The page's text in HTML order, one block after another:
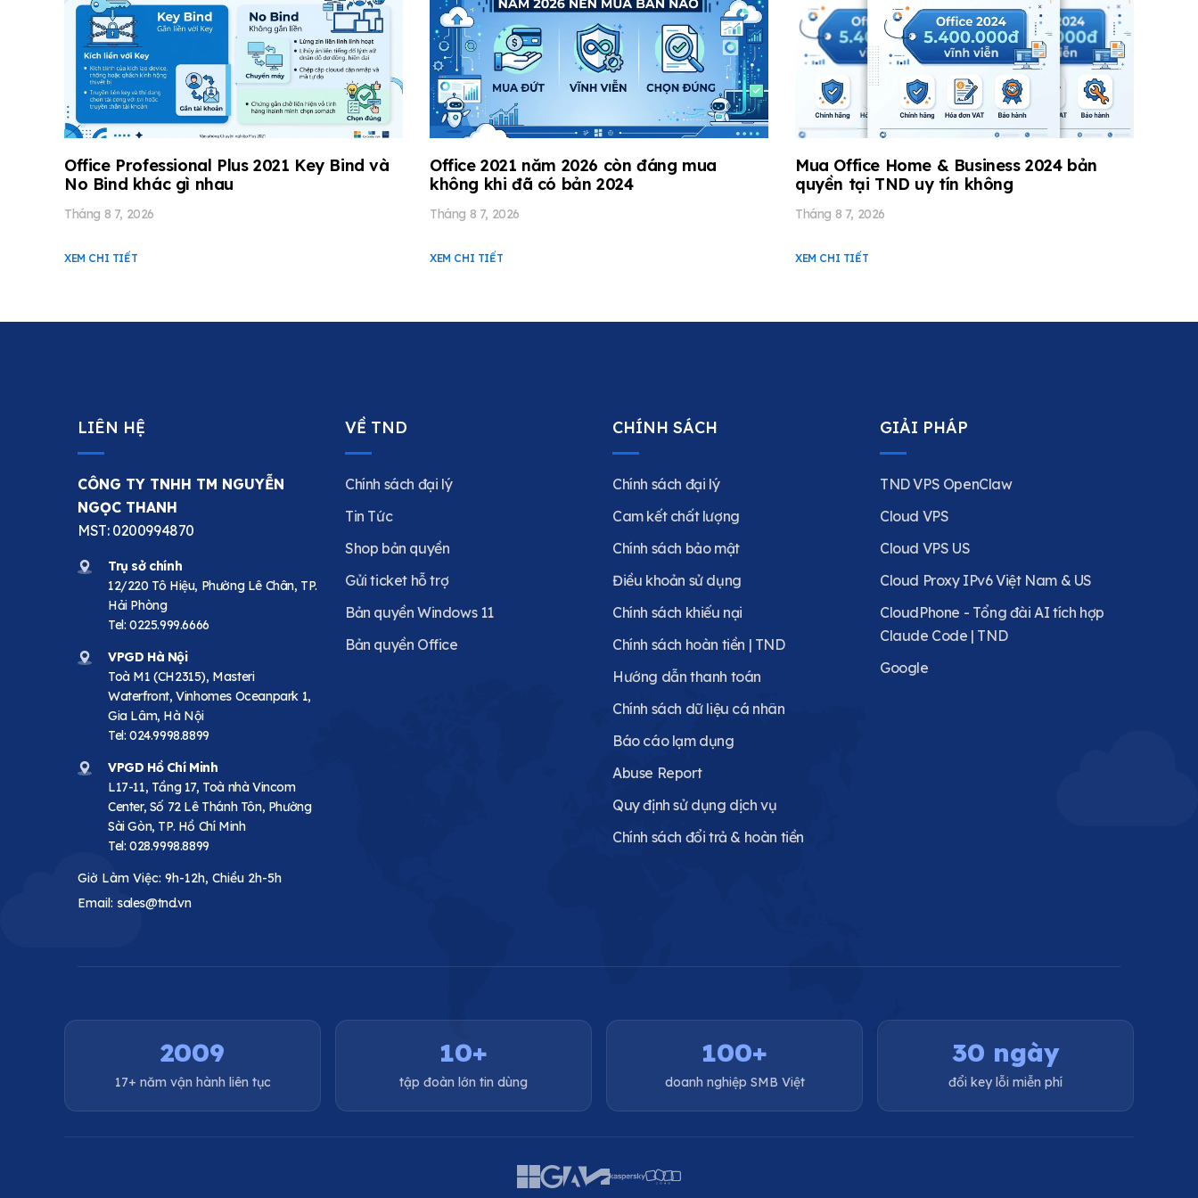
Office Professional Plus 2021 Key Bind và
No Bind khác gì nhau
Tháng 8 7, 2026
XEM CHI TIẾT
Office 2021 năm 2026 còn đáng mua
không khi đã có bản 2024
Tháng 8 7, 2026
XEM CHI TIẾT
Mua Office Home & Business 2024 bản
quyền tại TND uy tín không
Tháng 8 7, 2026
XEM CHI TIẾT
LIÊN HỆ
CÔNG TY TNHH TM NGUYỄN
NGỌC THANH
MST: 0200994870
Trụ sở chính
12/220 Tô Hiệu, Phường Lê Chân, TP.
Hải Phòng
Tel: 0225.999.6666
VPGD Hà Nội
Toà M1 (CH2315), Masteri
Waterfront, Vinhomes Oceanpark 1,
Gia Lâm, Hà Nội
Tel: 024.9998.8899
VPGD Hồ Chí Minh
L17-11, Tầng 17, Toà nhà Vincom
Center, Số 72 Lê Thánh Tôn, Phường
Sài Gòn, TP. Hồ Chí Minh
Tel: 028.9998.8899
Giờ Làm Việc: 9h-12h, Chiều 2h-5h
Email: sales@tnd.vn
VỀ TND
Chính sách đại lý
Tin Tức
Shop bản quyền
Gửi ticket hỗ trợ
Bản quyền Windows 11
Bản quyền Office
CHÍNH SÁCH
Chính sách đại lý
Cam kết chất lượng
Chính sách bảo mật
Điều khoản sử dụng
Chính sách khiếu nại
Chính sách hoàn tiền | TND
Hướng dẫn thanh toán
Chính sách dữ liệu cá nhân
Báo cáo lạm dụng
Abuse Report
Quy định sử dụng dịch vụ
Chính sách đổi trả & hoàn tiền
GIẢI PHÁP
TND VPS OpenClaw
Cloud VPS
Cloud VPS US
Cloud Proxy IPv6 Việt Nam & US
CloudPhone - Tổng đài AI tích hợp
Claude Code | TND
Google
2009
17+ năm vận hành liên tục
10+
tập đoàn lớn tin dùng
100+
doanh nghiệp SMB Việt
30 ngày
đổi key lỗi miễn phí